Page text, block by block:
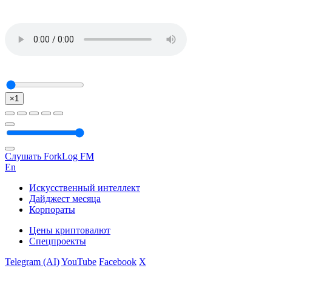
×1
Слушать ForkLog FM
En
Искусственный интеллект
Дайджест месяца
Корпораты
Цены криптовалют
Спецпроекты
Telegram (AI)YouTube Facebook X